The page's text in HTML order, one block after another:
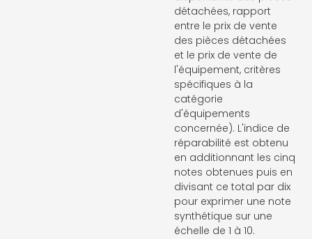
détachées, rapport
entre le prix de vente
des pièces détachées
et le prix de vente de
l'équipement, critères
spécifiques à la
catégorie
d'équipements
concernée). L'indice de
réparabilité est obtenu
en additionnant les cinq
notes obtenues puis en
divisant ce total par dix
pour exprimer une note
synthétique sur une
échelle de 1 à 10.